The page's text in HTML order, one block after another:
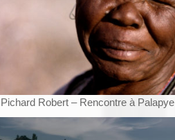
Robert – Rencontre à Palapye